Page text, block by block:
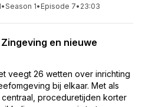
•Season 1• Episode 7• 23:03
en nieuwe
veegt 26 wetten over inrichting
bij elkaar. Met als
proceduretijden korter